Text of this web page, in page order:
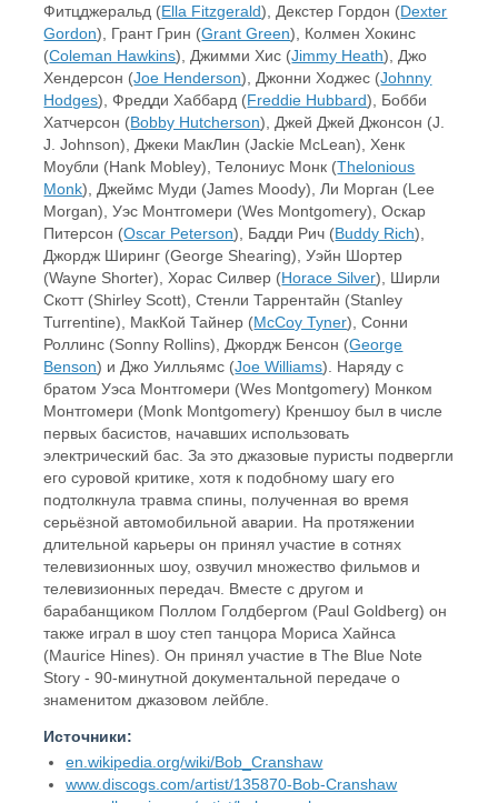
Фитцджеральд (Ella Fitzgerald), Декстер Гордон (Dexter
Gordon), Грант Грин (Grant Green), Колмен Хокинс
(Coleman Hawkins), Джимми Хис (Jimmy Heath), Джо
Хендерсон (Joe Henderson), Джонни Ходжес (Johnny
Hodges), Фредди Хаббард (Freddie Hubbard), Бобби
Хатчерсон (Bobby Hutcherson), Джей Джей Джонсон (J.
J. Johnson), Джеки МакЛин (Jackie McLean), Хенк
Моубли (Hank Mobley), Телониус Монк (Thelonious
Monk), Джеймс Муди (James Moody), Ли Морган (Lee
Morgan), Уэс Монтгомери (Wes Montgomery), Оскар
Питерсон (Oscar Peterson), Бадди Рич (Buddy Rich),
Джордж Ширинг (George Shearing), Уэйн Шортер
(Wayne Shorter), Хорас Силвер (Horace Silver), Ширли
Скотт (Shirley Scott), Стенли Таррентайн (Stanley
Turrentine), МакКой Тайнер (McCoy Tyner), Сонни
Роллинс (Sonny Rollins), Джордж Бенсон (George
Benson) и Джо Уилльямс (Joe Williams). Наряду с
братом Уэса Монтгомери (Wes Montgomery) Монком
Монтгомери (Monk Montgomery) Креншоу был в числе
первых басистов, начавших использовать
электрический бас. За это джазовые пуристы подвергли
его суровой критике, хотя к подобному шагу его
подтолкнула травма спины, полученная во время
серьёзной автомобильной аварии. На протяжении
длительной карьеры он принял участие в сотнях
телевизионных шоу, озвучил множество фильмов и
телевизионных передач. Вместе с другом и
барабанщиком Поллом Голдбергом (Paul Goldberg) он
также играл в шоу степ танцора Мориса Хайнса
(Maurice Hines). Он принял участие в The Blue Note
Story - 90-минутной документальной передаче о
знаменитом джазовом лейбле.
Источники:
en.wikipedia.org/wiki/Bob_Cranshaw
www.discogs.com/artist/135870-Bob-Cranshaw